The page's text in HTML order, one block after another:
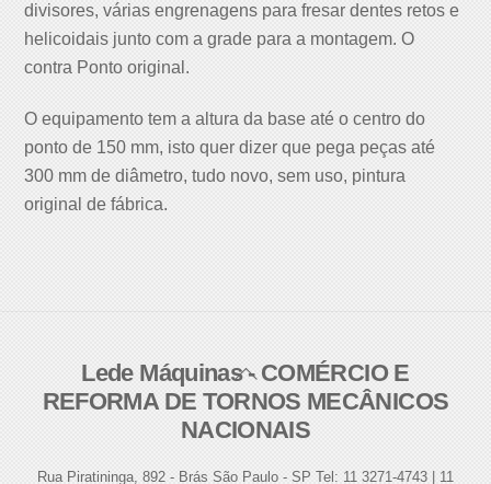
divisores, várias engrenagens para fresar dentes retos e
helicoidais junto com a grade para a montagem. O
contra Ponto original.
O equipamento tem a altura da base até o centro do
ponto de 150 mm, isto quer dizer que pega peças até
300 mm de diâmetro, tudo novo, sem uso, pintura
original de fábrica.
Back
To
Top
Lede Máquinas - COMÉRCIO E
REFORMA DE TORNOS MECÂNICOS
NACIONAIS
Rua Piratininga, 892 - Brás São Paulo - SP Tel: 11 3271-4743 | 11